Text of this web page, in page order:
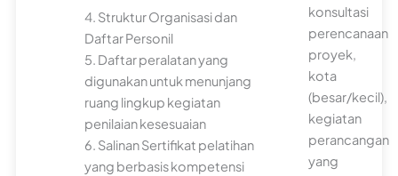
4. Struktur Organisasi dan
Daftar Personil
5. Daftar peralatan yang
digunakan untuk menunjang
ruang lingkup kegiatan
penilaian kesesuaian
6. Salinan Sertifikat pelatihan
yang berbasis kompetensi
konsultasi
perencanaan
proyek,
kota
(besar/kecil),
kegiatan
perancangan
yang